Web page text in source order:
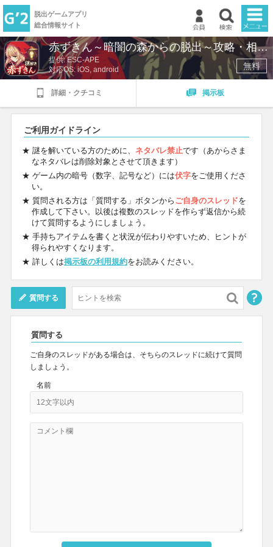
脱出ゲームアプリ
総合情報サイト
TOP
ランキング
掲示板
マイページ
赤ずきん～暗闇の森からの脱出～攻略・相談
掲示板
提供:ESC-APE
対応OS: iOS, android
無料
詳細・クチコミ 掲示板
ご利用ガイドライン
★ 謎を解いている方のために、 ネタバレ禁止です（あからさま
なネタバレは削除対象とさせて頂きます）
★ ゲーム内の暗号（数字、記号など）には伏字をご使用くださ
い。
★ 質問される方は「質問する」ボタンから ご自身のスレッドを
作成して下さい。以後は複数のスレッドを作らず返信から続
けて質問するようにしましょう。
★ 手持ちアイテムを書くと状況が伝わりやすいため、ヒントが
得られやすくなります。
★ 詳しくは掲示板の利用規約をお読みください。
質問する
質問する
ご自身のスレッドがある場合は、そちらのスレッドに続けて質問
しましょう。
名前